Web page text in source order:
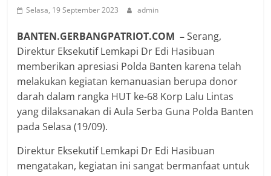
Selasa, 19 September 2023 admin
BANTEN.GERBANGPATRIOT.COM –Serang,
Direktur Eksekutif Lemkapi Dr Edi Hasibuan
memberikan apresiasi Polda Banten karena telah
melakukan kegiatan kemanuasian berupa donor
darah dalam rangka HUT ke-68 Korp Lalu Lintas
yang dilaksanakan di Aula Serba Guna Polda Banten
pada Selasa (19/09).
Direktur Eksekutif Lemkapi Dr Edi Hasibuan
mengatakan, kegiatan ini sangat bermanfaat untuk